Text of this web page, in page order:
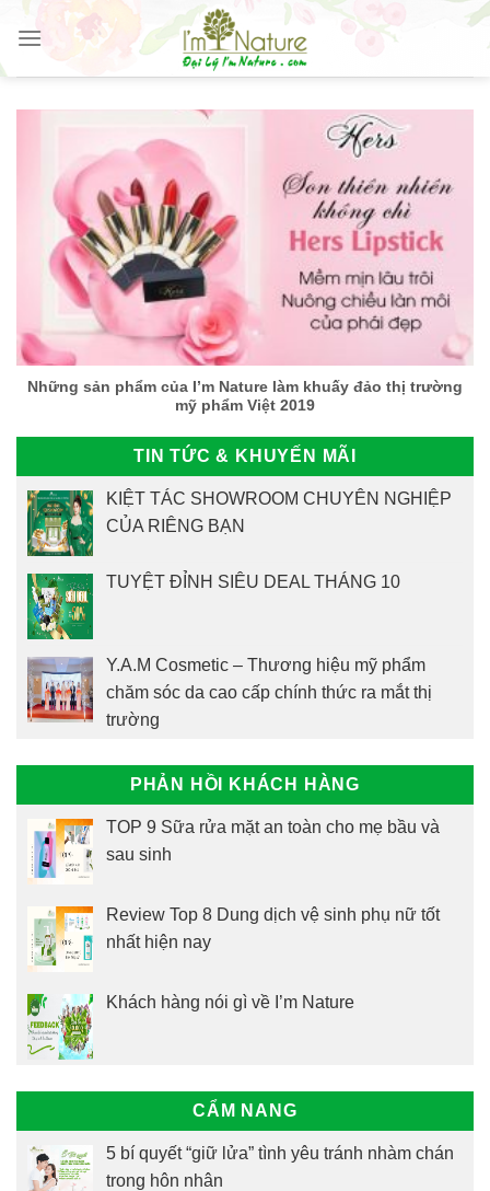
Skip
content
Những sản phẩm của I’m Nature làm khuấy đảo thị trường
mỹ phẩm Việt 2019
TIN TỨC & KHUYẾN MÃI
KIỆT TÁC SHOWROOM CHUYÊN NGHIỆP
CỦA RIÊNG BẠN
TUYỆT ĐỈNH SIÊU DEAL THÁNG 10
Y.A.M Cosmetic – Thương hiệu mỹ phẩm
chăm sóc da cao cấp chính thức ra mắt thị
trường
PHẢN HỒI KHÁCH HÀNG
TOP 9 Sữa rửa mặt an toàn cho mẹ bầu và
sau sinh
Review Top 8 Dung dịch vệ sinh phụ nữ tốt
nhất hiện nay
Khách hàng nói gì về I’m Nature
CẨM NANG
5 bí quyết “giữ lửa” tình yêu tránh nhàm chán
trong hôn nhân